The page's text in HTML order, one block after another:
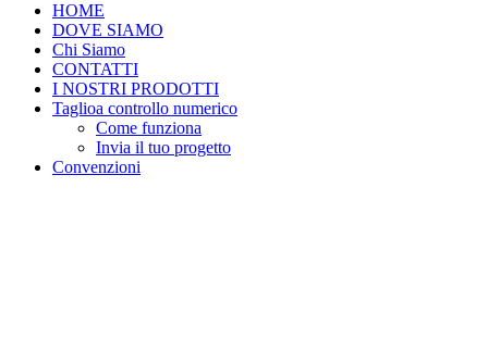
HOME
DOVE SIAMO
Chi Siamo
CONTATTI
I NOSTRI PRODOTTI
Taglioa controllo numerico
Come funziona
Invia il tuo progetto
Convenzioni